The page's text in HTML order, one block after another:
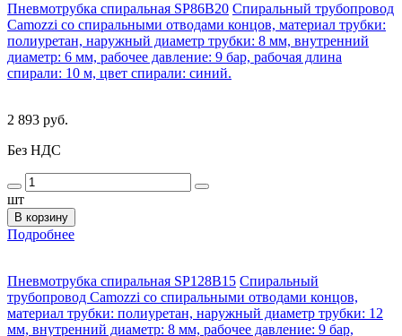
Пневмотрубка спиральная SP86B20 Спиральный трубопровод
Camozzi со спиральными отводами концов, материал трубки:
полиуретан, наружный диаметр трубки: 8 мм, внутренний
диаметр: 6 мм, рабочее давление: 9 бар, рабочая длина
спирали: 10 м, цвет спирали: синий.
2 893 руб.
Без НДС
шт
В корзину
Подробнее
Пневмотрубка спиральная SP128B15 Спиральный
трубопровод Camozzi со спиральными отводами концов,
материал трубки: полиуретан, наружный диаметр трубки: 12
мм, внутренний диаметр: 8 мм, рабочее давление: 9 бар,